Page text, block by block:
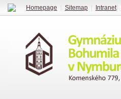
Homepage Sitemap Intranet|